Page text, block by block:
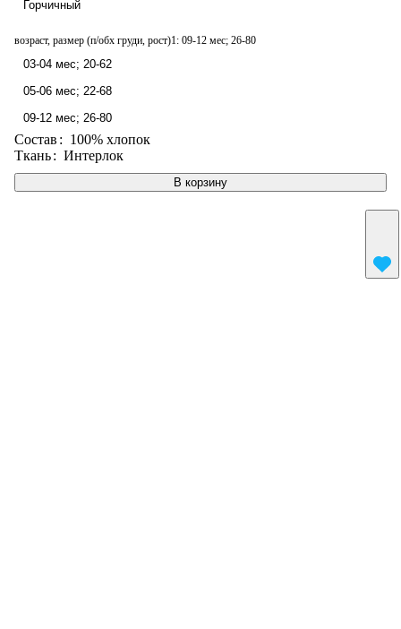
В корзину
Горчичный
возраст, размер (п/обх груди, рост)1: 09-12 мес; 26-80
03-04 мес; 20-62
05-06 мес; 22-68
09-12 мес; 26-80
Состав: 100% хлопок
Ткань: Интерлок